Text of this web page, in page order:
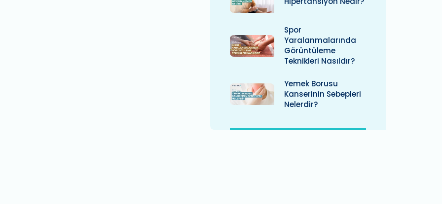
Spor
Yaralanmalarında
Görüntüleme
Teknikleri Nasıldır?
Yemek Borusu
Kanserinin Sebepleri
Nelerdir?